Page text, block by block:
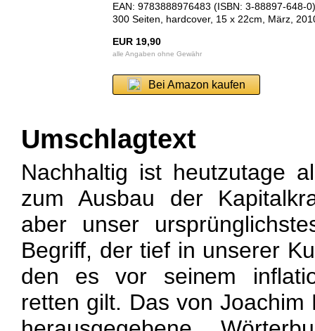
EAN: 9783888976483 (ISBN: 3-88897-648-0)
300 Seiten, hardcover, 15 x 22cm, März,
EUR 19,90
alle Angaben ohne Gewähr
Bei Amazon kaufen
Umschlagtext
Nachhaltig ist heutzutage
zum Ausbau der
aber unser
Begriff, der tief in unserer
den es vor seinem
retten gilt. Das von